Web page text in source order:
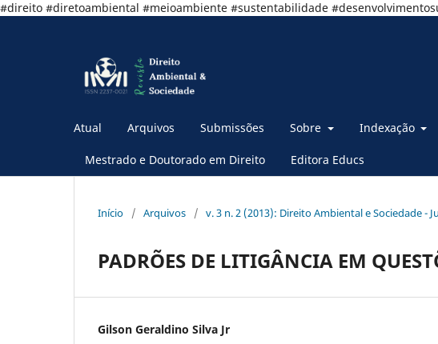
#direito #diretoambiental #meioambiente #sustentabilidade
Atual Arquivos Submissões Sobre Indexação
Mestrado e Doutorado em Direito Editora Educs
Início / Arquivos / v. 3 n. 2 (2013): Direito Ambiental e Sociedade -
PADRÕES DE LITIGÂNCIA EM
Gilson Geraldino Silva Jr